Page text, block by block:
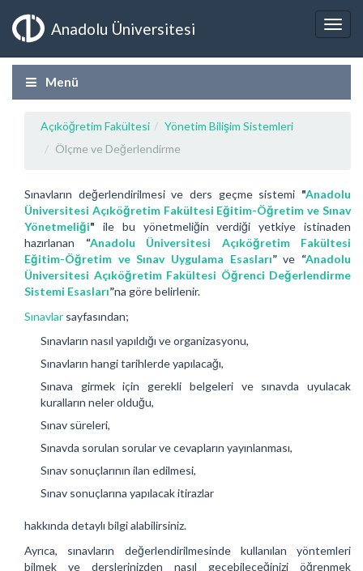
Anadolu Üniversitesi
Menü
Açıköğretim Fakültesi
Yönetim Bilişim Sistemleri
Ölçme ve Değerlendirme
Sınavların değerlendirilmesi ve ders geçme sistemi "Anadolu
Üniversitesi Açıköğretim Fakültesi Eğitim-Öğretim ve Sınav
Yönetmeliği" ile bu yönetmeliğin verdiği yetkiye istinaden
hazırlanan “Anadolu Üniversitesi Açıköğretim Fakültesi
Eğitim-Öğretim ve Sınav Uygulama Esasları”ve “Anadolu
Üniversitesi Açıköğretim Fakültesi Öğrenci Değerlendirme
Sistemi Esasları”na göre belirlenir.
Sınavlar sayfasından;
Sınavların nasıl yapıldığı ve organizasyonu,
Sınavların hangi tarihlerde yapılacağı,
Sınava girmek için gerekli belgeleri ve sınavda uyulacak
kuralların neler olduğu,
Sınav süreleri,
Sınavda sorulan sorular ve cevapların yayınlanması,
Sınav sonuçlarının ilan edilmesi,
Sınav sonuçlarına yapılacak itirazlar
hakkında detaylı bilgi alabilirsiniz.
Ayrıca, sınavların değerlendirilmesinde kullanılan yöntemleri
bilmek ve derslerinizden nasıl geçebileceğinizi öğrenmek